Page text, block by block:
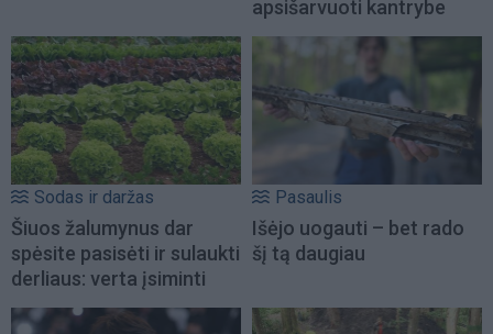
apsišarvuoti kantrybe
Sodas ir daržas
Šiuos žalumynus dar
spėsite pasisėti ir sulaukti
derliaus: verta įsiminti
Pasaulis
Išėjo uogauti – bet rado
šį tą daugiau